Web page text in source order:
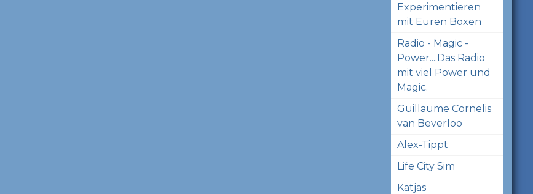
Experimentieren
mit Euren Boxen
Radio - Magic -
Power....Das Radio
mit viel Power und
Magic.
Guillaume Cornelis
van Beverloo
Alex-Tippt
Life City Sim
Katjas